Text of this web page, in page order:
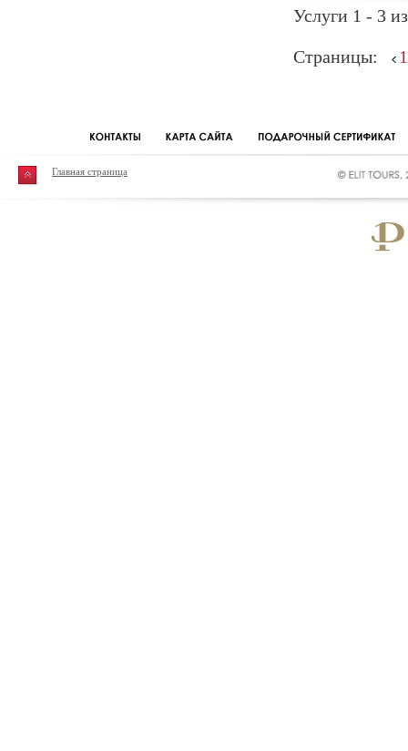
Услуги 1 - 3
Страницы: 1
Главная страница